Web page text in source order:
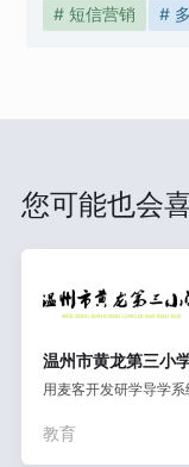
# 短信营销
#
您可能也会
温州市黄龙第三小
用麦客开发研学导学
教育